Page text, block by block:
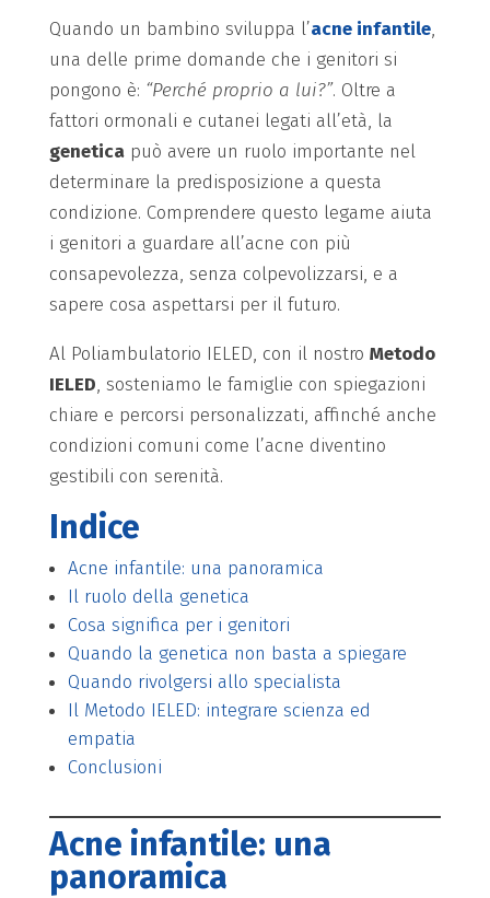
Quando un bambino sviluppa l’acne infantile,
una delle prime domande che i genitori si
pongono è: “Perché proprio a lui?”. Oltre a
fattori ormonali e cutanei legati all’età, la
geneticapuò avere un ruolo importante nel
determinare la predisposizione a questa
condizione. Comprendere questo legame aiuta
i genitori a guardare all’acne con più
consapevolezza, senza colpevolizzarsi, e a
sapere cosa aspettarsi per il futuro.
Al Poliambulatorio IELED, con il nostro Metodo
IELED, sosteniamo le famiglie con spiegazioni
chiare e percorsi personalizzati, affinché anche
condizioni comuni come l’acne diventino
gestibili con serenità.
Indice
Acne infantile: una panoramica
Il ruolo della genetica
Cosa significa per i genitori
Quando la genetica non basta a spiegare
Quando rivolgersi allo specialista
Il Metodo IELED: integrare scienza ed
empatia
Conclusioni
Acne infantile: una
panoramica